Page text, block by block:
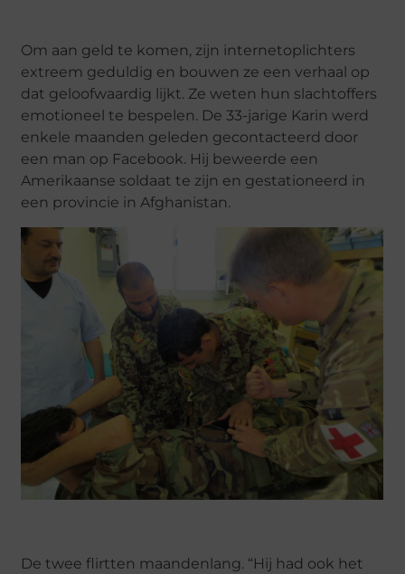
Om aan geld te komen, zijn internetoplichters
extreem geduldig en bouwen ze een verhaal op
dat geloofwaardig lijkt. Ze weten hun slachtoffers
emotioneel te bespelen. De 33-jarige Karin werd
enkele maanden geleden gecontacteerd door
een man op Facebook. Hij beweerde een
Amerikaanse soldaat te zijn en gestationeerd in
een provincie in Afghanistan.
De twee flirtten maandenlang. “Hij had ook het